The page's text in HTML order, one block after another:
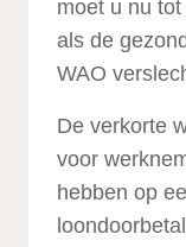
moet u nu
als de
WAO
De verkorte
voor
hebben op